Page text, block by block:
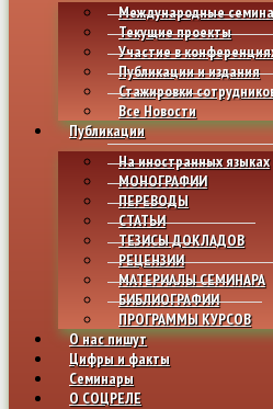
Международные
Текущие проекты
Участие в
Публикации и издания
Стажировки
Все Новости
Публикации
На иностранных языках
МОНОГРАФИИ
ПЕРЕВОДЫ
СТАТЬИ
ТЕЗИСЫ ДОКЛАДОВ
РЕЦЕНЗИИ
МАТЕРИАЛЫ СЕМИНАРА
БИБЛИОГРАФИИ
ПРОГРАММЫ КУРСОВ
О нас пишут
Цифры и факты
Семинары
О СОЦРЕЛЕ